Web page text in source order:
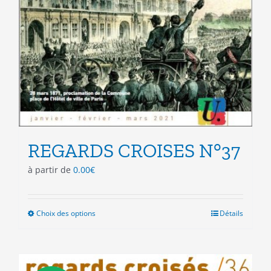
REGARDS CROISES N°37
à partir de 0.00€
Choix des optionsCe
variations.
Détails